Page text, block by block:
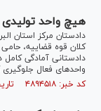
هیچ واحد تولیدی
دادستان مرکز استان
کلان قوه قضاییه،
دادستانی آمادگی کامل
واحد‌های فعال جلوگیری
کد خبر: ۴۸۹۴۵۱۸ تاریخ انتشار : ۱۴۰۵/۰۲/۰۸